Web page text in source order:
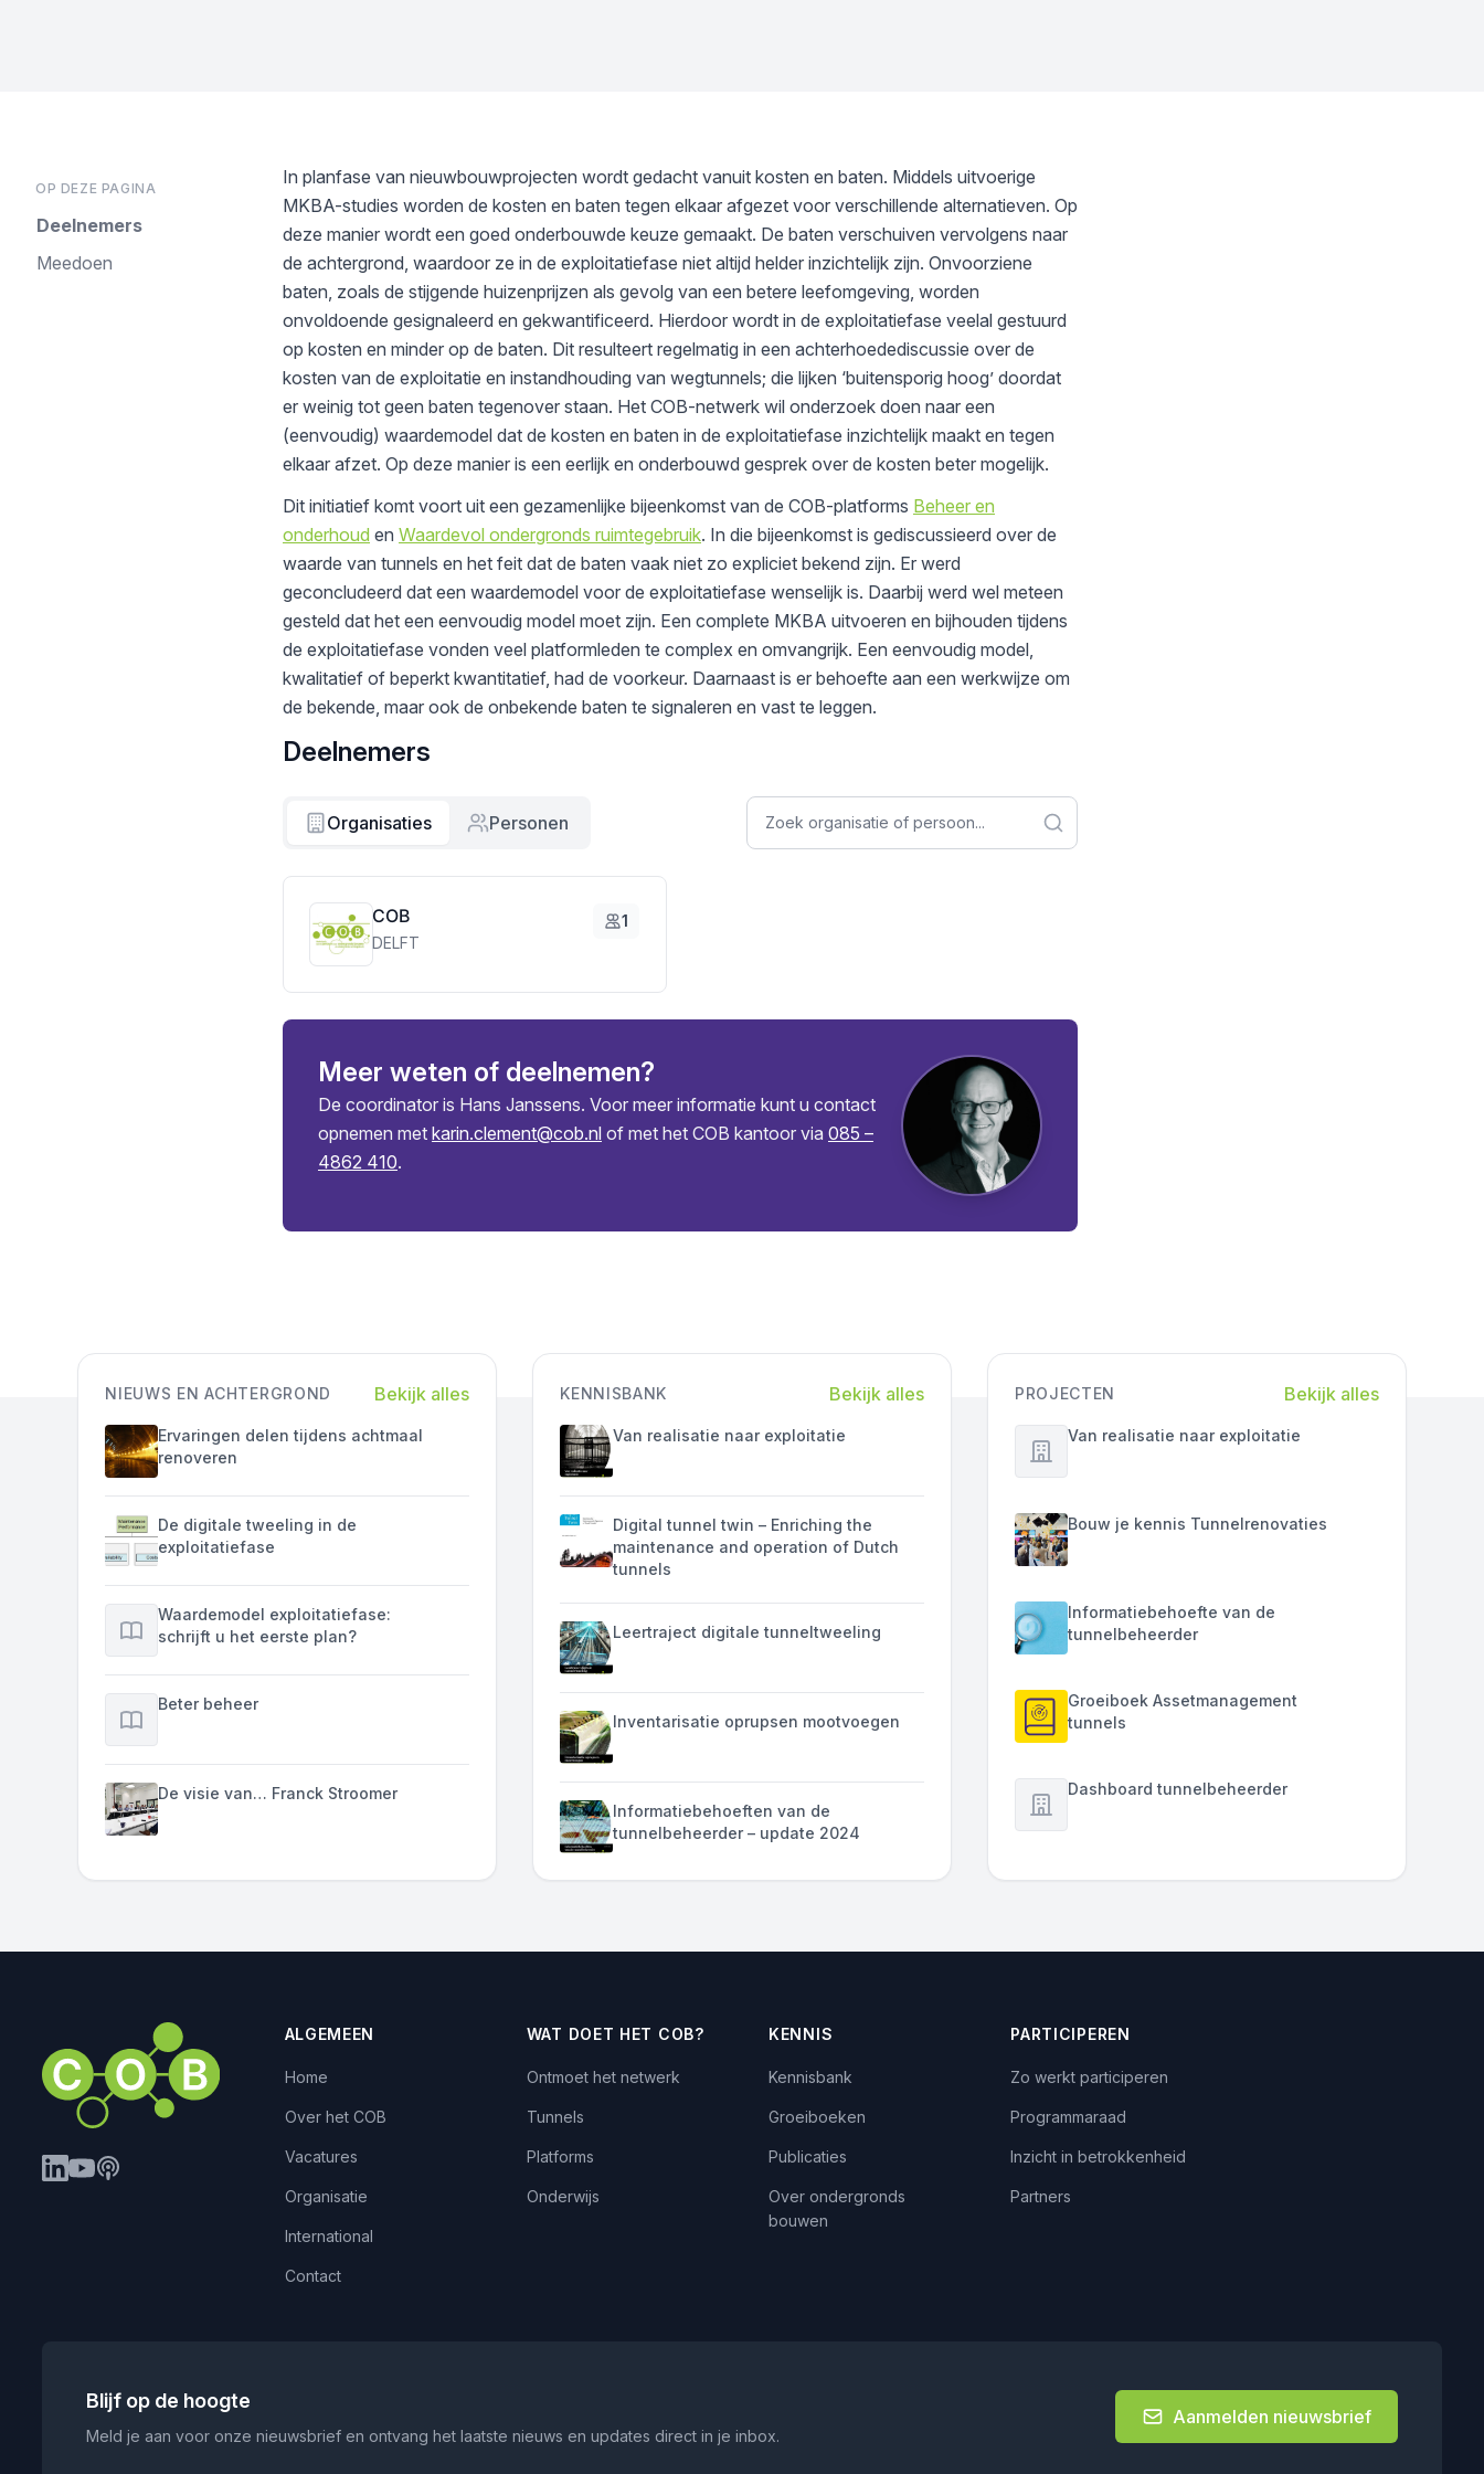
OP DEZE PAGINA
Deelnemers
Meedoen
In planfase van nieuwbouwprojecten wordt gedacht vanuit kosten en baten. Middels uitvoerige
MKBA-studies worden de kosten en baten tegen elkaar afgezet voor verschillende alternatieven. Op
deze manier wordt een goed onderbouwde keuze gemaakt. De baten verschuiven vervolgens naar
de achtergrond, waardoor ze in de exploitatiefase niet altijd helder inzichtelijk zijn. Onvoorziene
baten, zoals de stijgende huizenprijzen als gevolg van een betere leefomgeving, worden
onvoldoende gesignaleerd en gekwantificeerd. Hierdoor wordt in de exploitatiefase veelal gestuurd
op kosten en minder op de baten. Dit resulteert regelmatig in een achterhoedediscussie over de
kosten van de exploitatie en instandhouding van wegtunnels; die lijken ‘buitensporig hoog’ doordat
er weinig tot geen baten tegenover staan. Het COB-netwerk wil onderzoek doen naar een
(eenvoudig) waardemodel dat de kosten en baten in de exploitatiefase inzichtelijk maakt en tegen
elkaar afzet. Op deze manier is een eerlijk en onderbouwd gesprek over de kosten beter mogelijk.
Dit initiatief komt voort uit een gezamenlijke bijeenkomst van de COB-platforms Beheer en
onderhoud en Waardevol ondergronds ruimtegebruik. In die bijeenkomst is gediscussieerd over de
waarde van tunnels en het feit dat de baten vaak niet zo expliciet bekend zijn. Er werd
geconcludeerd dat een waardemodel voor de exploitatiefase wenselijk is. Daarbij werd wel meteen
gesteld dat het een eenvoudig model moet zijn. Een complete MKBA uitvoeren en bijhouden tijdens
de exploitatiefase vonden veel platformleden te complex en omvangrijk. Een eenvoudig model,
kwalitatief of beperkt kwantitatief, had de voorkeur. Daarnaast is er behoefte aan een werkwijze om
de bekende, maar ook de onbekende baten te signaleren en vast te leggen.
Deelnemers
Organisaties Personen
COB
DELFT
1
Meer weten of deelnemen?
De coordinator is Hans Janssens. Voor meer informatie kunt u contact
opnemen met karin.clement@cob.nl of met het COB kantoor via 085 –
4862 410.
NIEUWS EN ACHTERGROND Bekijk alles
Ervaringen delen tijdens achtmaal
renoveren
De digitale tweeling in de
exploitatiefase
Waardemodel exploitatiefase:
schrijft u het eerste plan?
Beter beheer
De visie van… Franck Stroomer
KENNISBANK Bekijk alles
Van realisatie naar exploitatie
Digital tunnel twin – Enriching the
maintenance and operation of Dutch
tunnels
Leertraject digitale tunneltweeling
Inventarisatie oprupsen mootvoegen
Informatiebehoeften van de
tunnelbeheerder – update 2024
PROJECTEN Bekijk alles
Van realisatie naar exploitatie
Bouw je kennis Tunnelrenovaties
Informatiebehoefte van de
tunnelbeheerder
Groeiboek Assetmanagement
tunnels
Dashboard tunnelbeheerder
ALGEMEEN
Home
Over het COB
Vacatures
Organisatie
International
Contact
WAT DOET HET COB?
Ontmoet het netwerk
Tunnels
Platforms
Onderwijs
KENNIS
Kennisbank
Groeiboeken
Publicaties
Over ondergronds
bouwen
PARTICIPEREN
Zo werkt participeren
Programmaraad
Inzicht in betrokkenheid
Partners
Blijf op de hoogte
Meld je aan voor onze nieuwsbrief en ontvang het laatste nieuws en updates direct in je inbox.
Aanmelden nieuwsbrief